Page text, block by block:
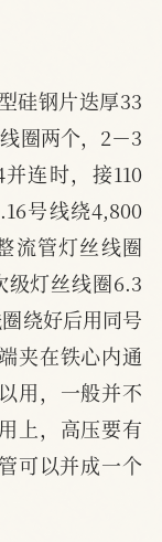
硅钢片迭厚33
圈两个，2－3
连时，接110
号线绕4,800
流管灯丝线圈
级灯丝线圈6.3
绕好后用同号
夹在铁心内通
用，一般并不
上，高压要有
可以并成一个